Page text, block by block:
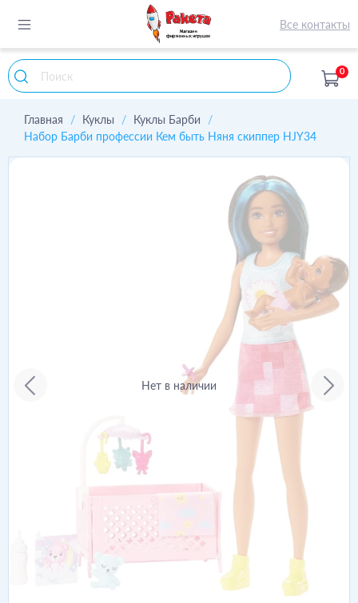
Все контакты
0
Главная Куклы
Куклы Барби
Набор Барби профессии Кем быть Няня скиппер HJY34
Нет в наличии